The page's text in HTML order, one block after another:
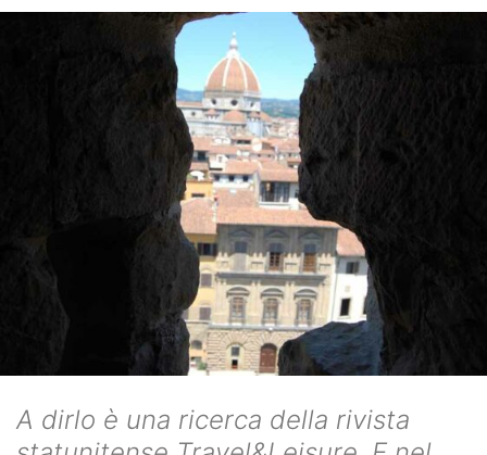
A dirlo è una ricerca della rivista